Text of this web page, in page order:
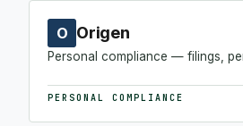
O Origen
Personal compliance — filings,
PERSONAL COMPLIANCE